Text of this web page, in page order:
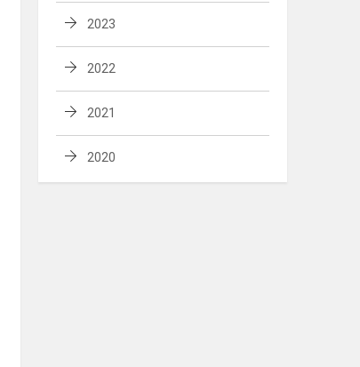
2023
2022
2021
2020